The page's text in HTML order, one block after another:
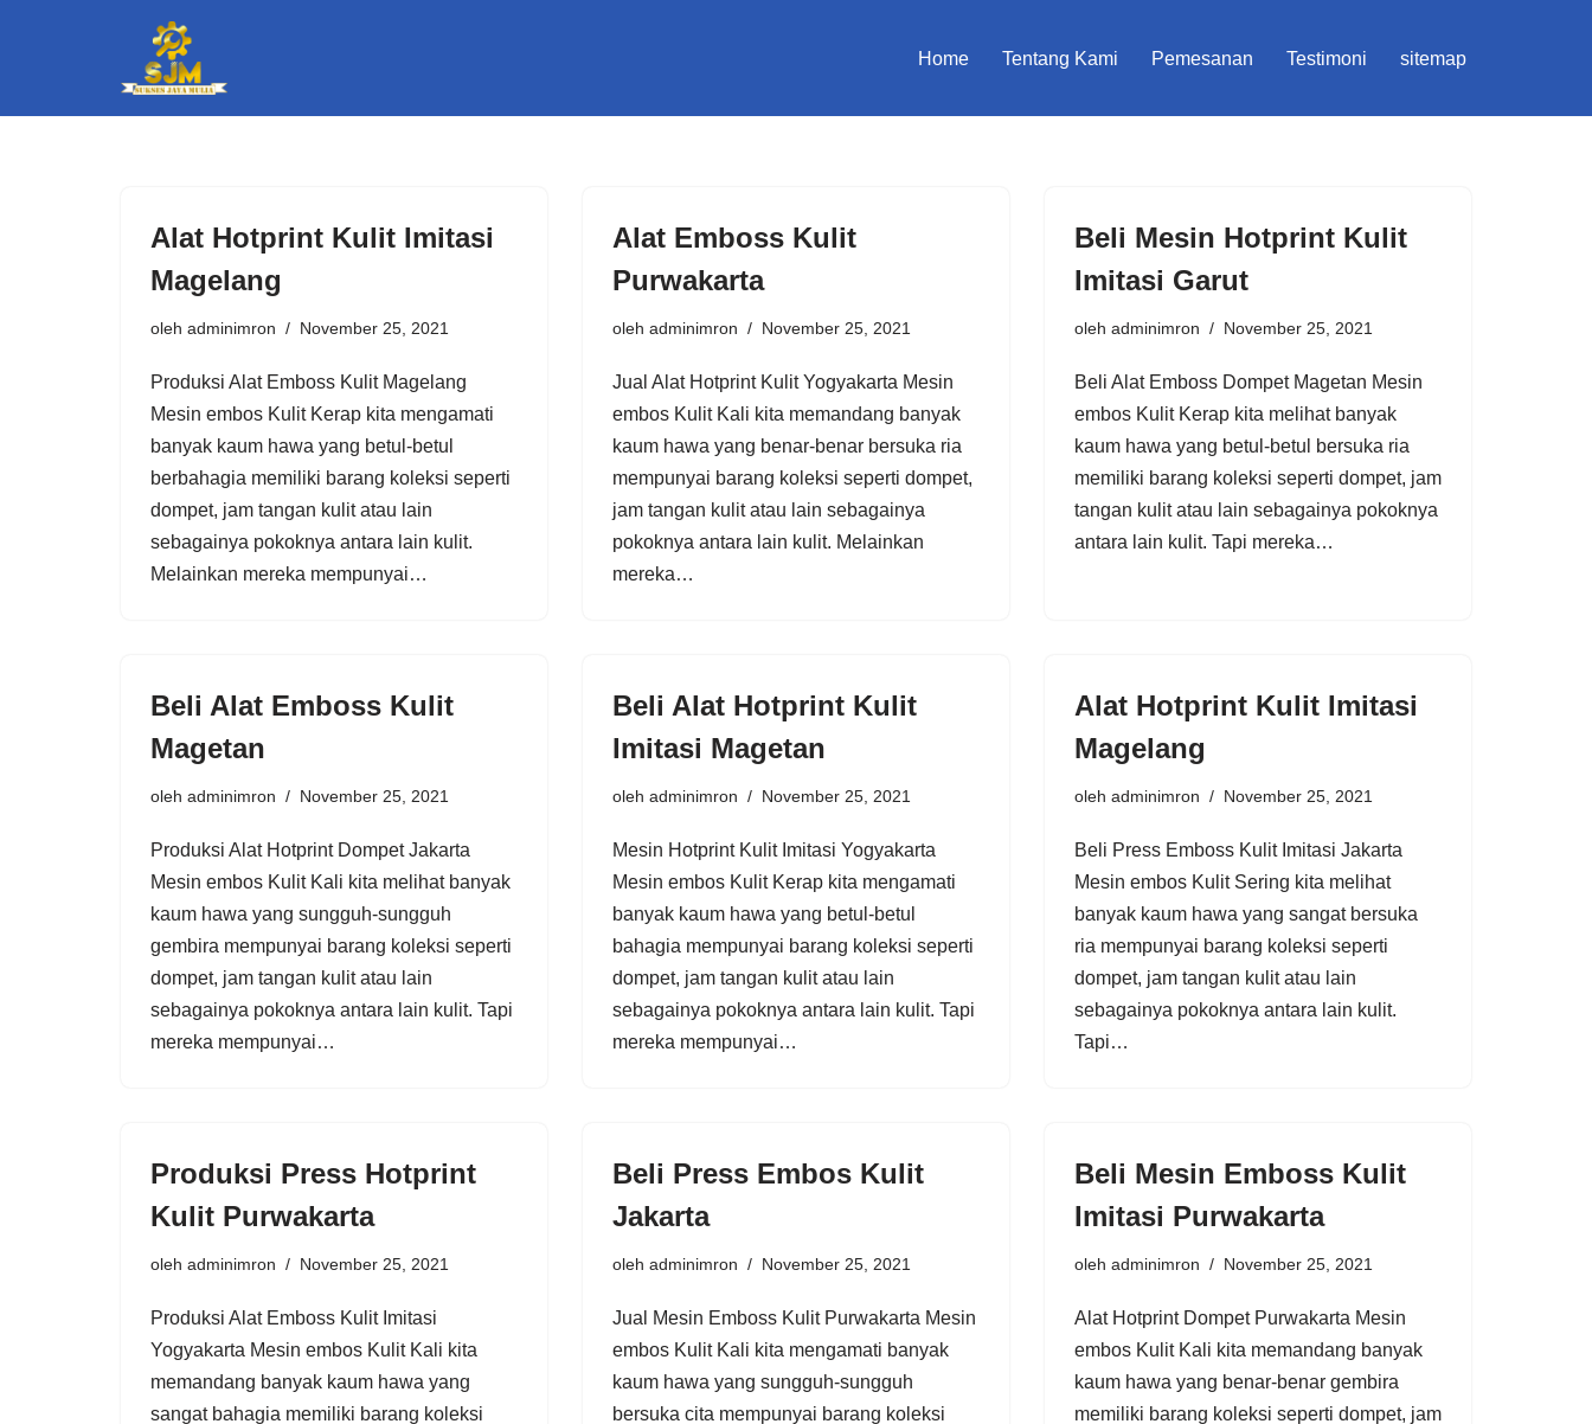
Home Tentang Kami Pemesanan Testimoni sitemap
Alat Hotprint Kulit Imitasi
Magelang
oleh adminimron November 25, 2021
Produksi Alat Emboss Kulit Magelang
Mesin embos Kulit Kerap kita mengamati
banyak kaum hawa yang betul-betul
berbahagia memiliki barang koleksi seperti
dompet, jam tangan kulit atau lain
sebagainya pokoknya antara lain kulit.
Melainkan mereka mempunyai…
Alat Emboss Kulit
Purwakarta
oleh adminimron November 25, 2021
Jual Alat Hotprint Kulit Yogyakarta Mesin
embos Kulit Kali kita memandang banyak
kaum hawa yang benar-benar bersuka ria
mempunyai barang koleksi seperti dompet,
jam tangan kulit atau lain sebagainya
pokoknya antara lain kulit. Melainkan
mereka…
Beli Mesin Hotprint Kulit
Imitasi Garut
oleh adminimron November 25, 2021
Beli Alat Emboss Dompet Magetan Mesin
embos Kulit Kerap kita melihat banyak
kaum hawa yang betul-betul bersuka ria
memiliki barang koleksi seperti dompet, jam
tangan kulit atau lain sebagainya pokoknya
antara lain kulit. Tapi mereka…
Beli Alat Emboss Kulit
Magetan
oleh adminimron November 25, 2021
Produksi Alat Hotprint Dompet Jakarta
Mesin embos Kulit Kali kita melihat banyak
kaum hawa yang sungguh-sungguh
gembira mempunyai barang koleksi seperti
dompet, jam tangan kulit atau lain
sebagainya pokoknya antara lain kulit. Tapi
mereka mempunyai…
Beli Alat Hotprint Kulit
Imitasi Magetan
oleh adminimron November 25, 2021
Mesin Hotprint Kulit Imitasi Yogyakarta
Mesin embos Kulit Kerap kita mengamati
banyak kaum hawa yang betul-betul
bahagia mempunyai barang koleksi seperti
dompet, jam tangan kulit atau lain
sebagainya pokoknya antara lain kulit. Tapi
mereka mempunyai…
Alat Hotprint Kulit Imitasi
Magelang
oleh adminimron November 25, 2021
Beli Press Emboss Kulit Imitasi Jakarta
Mesin embos Kulit Sering kita melihat
banyak kaum hawa yang sangat bersuka
ria mempunyai barang koleksi seperti
dompet, jam tangan kulit atau lain
sebagainya pokoknya antara lain kulit.
Tapi…
Produksi Press Hotprint
Kulit Purwakarta
oleh adminimron November 25, 2021
Produksi Alat Emboss Kulit Imitasi
Yogyakarta Mesin embos Kulit Kali kita
memandang banyak kaum hawa yang
sangat bahagia memiliki barang koleksi
Beli Press Embos Kulit
Jakarta
oleh adminimron November 25, 2021
Jual Mesin Emboss Kulit Purwakarta Mesin
embos Kulit Kali kita mengamati banyak
kaum hawa yang sungguh-sungguh
bersuka cita mempunyai barang koleksi
Beli Mesin Emboss Kulit
Imitasi Purwakarta
oleh adminimron November 25, 2021
Alat Hotprint Dompet Purwakarta Mesin
embos Kulit Kali kita memandang banyak
kaum hawa yang benar-benar gembira
memiliki barang koleksi seperti dompet, jam